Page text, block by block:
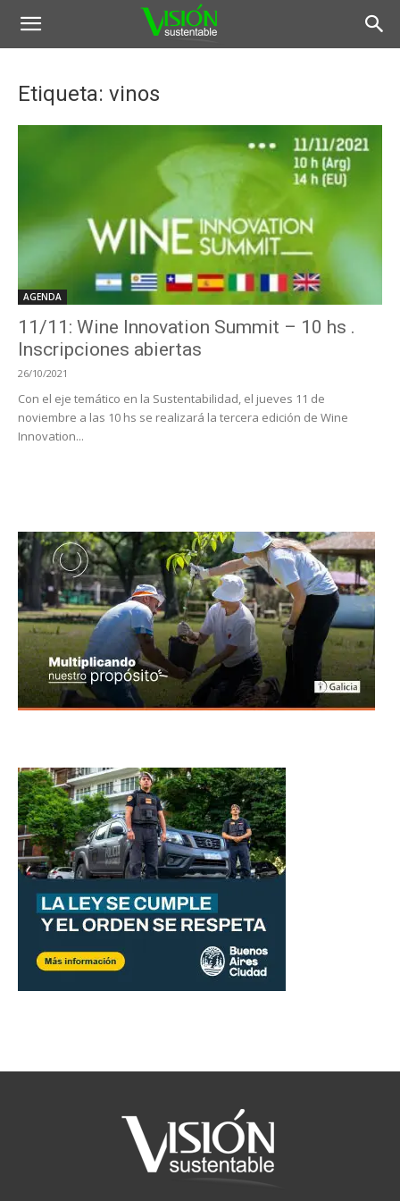
Etiqueta: vinos
AGENDA
11/11: Wine Innovation Summit – 10 hs .
Inscripciones abiertas
26/10/2021
Con el eje temático en la Sustentabilidad, el jueves 11 de
noviembre a las 10 hs se realizará la tercera edición de Wine
Innovation...